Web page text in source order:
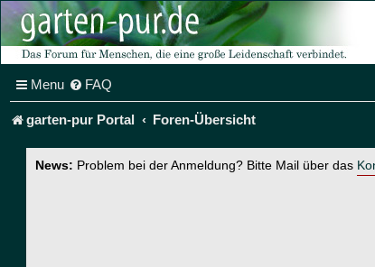
Menu FAQ
garten-pur Portal Foren-Übersicht
News: Problem bei der Anmeldung? Bitte Mail über das